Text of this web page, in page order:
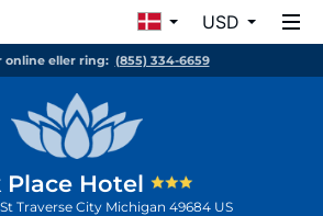
USD
online eller ring: (855) 334-6659
Place Hotel
Traverse City Michigan 49684 US